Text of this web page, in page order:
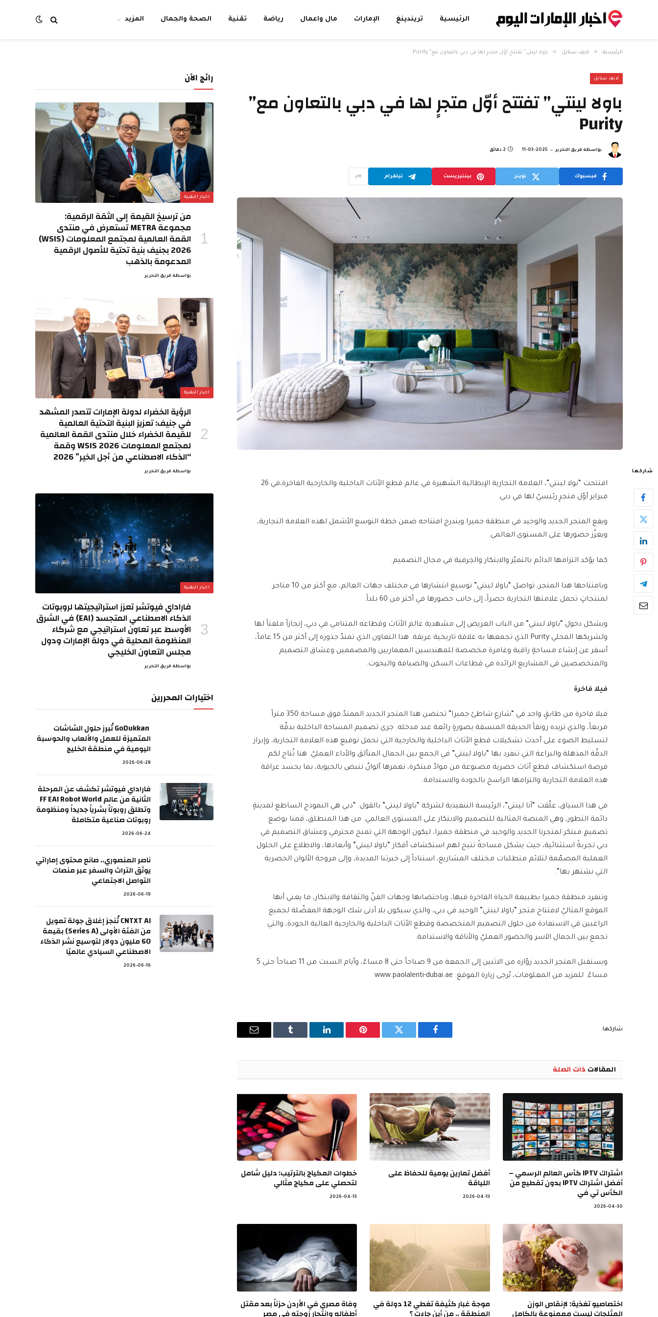
الرئيسية تريندينغ الإمارات مال واعمال رياضة تقنية الصحة والجمال المزيد
الرئيسية » لايف ستايل » باولا لينتي” تفتتح أوّل متجرٍ لها في دبي بالتعاون مع” Purity
لايف ستايل
باولا لينتي” تفتتح أوّل متجرٍ لها في دبي بالتعاون مع”
Purity
بواسطة فريق التحرير 2025-03-11 2 دقائق
فيسبوك تويتر بينتيريست تيلقرام
شاركها
افتتحت “بولا لينتي”، العلامة التجارية الإيطالية الشهيرة في عالم قطع الأثاث الداخلية والخارجية الفاخرة،في 26
فبراير أوّل متجرٍ رئيسيّ لها في دبي.
ويقع المتجر الجديد والوحيد في منطقة جميرا.ويندرج افتتاحه ضمن خطة التوسع الأشمل لهذه العلامة التجارية،
ويعزّز حضورها على المستوى العالمي.
كما يؤكد التزامها الدائم بالتميّز والابتكار والحِرفية في مجال التصميم.
وبافتتاحها هذا المتجر، تواصل “باولا لينتي” توسيع انتشارها في مختلف جهات العالم، مع أكثر من 10 متاجر
لمنتجاتٍ تحمل علامتها التجارية حصراً، إلى جانب حضورها في أكثر من 60 بلداً.
ويشكل دخول “باولا لينتي” من الباب العريض إلى مشهدية عالم الأثاث وقطاعه المتنامي في دبي، إنجازاً ملفتاً لها
ولشريكها المحلي Purity
الذي تجمعها به علاقة تاريخية عريقة. هذا التعاون الذي تمتدّ جذوره إلى أكثر من 15 عاماً،
أسفر عن إنشاء مساحةٍ راقية وغامرة مخصصة للمهندسين المعماريين والمصممين وعشاق التصميم
والمتخصصين في المشاريع الرائدة في قطاعات السكن والضيافة واليخوت.
فيلا فاخرة
فيلا فاخرة من طابقٍ واحد في “شارع شاطئ جميرا” تحتضن هذا المتجر الجديد الممتدّ فوق مساحة 350 متراً
مربعاً، والذي تزيده رونقاً الحديقة المنسقة بصورةٍ رائعة عند مدخله. جرى تصميم المساحة الداخلية بدقّة
لتسليط الضوء على أحدث تشكيلات قطع الأثاث الداخلية والخارجية التي تحمل توقيع هذه العلامة التجارية، وإبراز
الدقّة المذهلة والبراعة التي تنفرد بها “باولا لينتي” في الجمع بين الجمال المتألق والأداء العمليّ. هنا تُتاح لكم
فرصة استكشاف قطع أثاث حصرية مصنوعة من موادّ مبتكرة، تغمرها ألوانٌ تنبض بالحيوية، بما يجسد عراقة
هذه العلامة التجارية والتزامها الراسخ بالجودة والاستدامة.
في هذا السياق، علّقت “آنا لينتي”، الرئيسة التنفيذية لشركة “باولا لينتي” بالقول: “دبي هي النموذج الساطع لمدينةٍ
دائمة التطور، وهي المنصة المثالية للتصميم والابتكار على المستوى العالمي. من هذا المنطلق، قمنا بوضع
تصميمٍ مبتكر لمتجرنا الجديد والوحيد في منطقة جميرا، ليكون الوجهة التي تمنح محترفي وعشاق التصميم في
دبي تجربةً استثنائية، حيث يشكل مساحةً تتيح لهم استكشاف أفكار “باولا لينتي” وأبعادها، والاطلاع على الحلول
العملية المصمّمة لتلائم متطلبات مختلف المشاريع، استناداً إلى خبرتنا المديدة، وإلى مروحة الألوان الحصرية
التي نشتهر بها”.
وتنفرد منطقة جميرا بطبيعة الحياة الفاخرة فيها، وباحتضانها وجهات الفنّ والثقافة والابتكار، ما يعني أنها
الموقع المثاليّ لافتتاح متجر “باولا لينتي” الوحيد في دبي، والذي سيكون بلا أدنى شك الوجهة المفضّلة لجميع
الراغبين في الاستفادة من حلول التصميم المتخصصة وقطع الأثاث الداخلية والخارجية العالية الجودة، والتي
تجمع بين الجمال الآسر والحضور العمليّ والأناقة والاستدامة.
ويستقبل المتجر الجديد زوّاره من الاثنين إلى الجمعة من 9 صباحاً حتى 8 مساءً، وأيام السبت من 11 صباحاً حتى 5
مساءً. للمزيد من المعلومات، يُرجى زيارة الموقع: www.paolalenti-dubai.ae
شاركها.
فيسبوك تويتر بينتيريستلينكدإن Tumblr
البريد
المقالات ذات الصلة
اشتراك IPTV كأس العالم الرسمي –
أفضل اشتراك IPTV بدون تقطيع من
الكأس تي في
2026-04-30
أفضل تمارين يومية للحفاظ على
اللياقة
2026-04-13
خطوات المكياج بالترتيب: دليل شامل
لتحصلي على مكياج مثالي
2026-04-13
اختصاصيو تغذية: لإنقاص الوزن
المثلجات ليست مممنوعة بالكامل
موجة غبار كثيفة تغطي 12 دولة في
المنطقة .. من أين جاءت ؟
وفاة مصري في الأردن حزناً بعد مقتل
أطفاله وانتحار زوجته في مصر
رائج الآن
اخبار التقنية
من ترسيخ القيمة إلى الثقة الرقمية:
مجموعة METRA تستعرض في منتدى
القمة العالمية لمجتمع المعلومات (WSIS)
2026 بجنيف بنية تحتية للأصول الرقمية
المدعومة بالذهب
بواسطة فريق التحرير
اخبار التقنية
الرؤية الخضراء لدولة الإمارات تتصدر المشهد
في جنيف: تعزيز البنية التحتية العالمية
للقيمة الخضراء خلال منتدى القمة العالمية
لمجتمع المعلومات WSIS 2026 وقمة
“الذكاء الاصطناعي من أجل الخير” 2026
بواسطة فريق التحرير
اخبار التقنية
فاراداي فيوتشر تعزز استراتيجيتها لروبوتات
الذكاء الاصطناعي المتجسد (EAI) في الشرق
الأوسط عبر تعاون استراتيجي مع شركاء
المنظومة المحلية في دولة الإمارات ودول
مجلس التعاون الخليجي
بواسطة فريق التحرير
اختيارات المحررين
GoDukkan تُبرز حلول الشاشات
المتميزة للعمل والألعاب والحوسبة
اليومية في منطقة الخليج
2026-06-28
فاراداي فيوتشر تكشف عن المرحلة
الثانية من عالم FF EAI Robot World
وتطلق روبوتاً بشرياً جديداً ومنظومة
روبوتات صناعية متكاملة
2026-06-24
ناصر المنصوري.. صانع محتوى إماراتي
يوثق التراث والسفر عبر منصات
التواصل الاجتماعي
2026-06-19
CNTXT AI تُنجز إغلاق جولة تمويل
من الفئة الأولى (Series A) بقيمة
60 مليون دولار لتوسيع نشر الذكاء
الاصطناعي السيادي عالميًا
2026-06-16